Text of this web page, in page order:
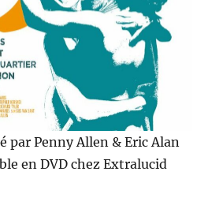
par Penny Allen & Eric Alan
en DVD chez Extralucid